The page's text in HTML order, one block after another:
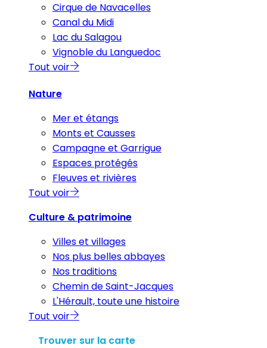
Cirque de Navacelles
Canal du Midi
Lac du Salagou
Vignoble du Languedoc
Tout voir
Nature
Mer et étangs
Monts et Causses
Campagne et Garrigue
Espaces protégés
Fleuves et rivières
Tout voir
Culture & patrimoine
Villes et villages
Nos plus belles abbayes
Nos traditions
Chemin de Saint-Jacques
L'Hérault, toute une histoire
Tout voir
Trouver sur la carte